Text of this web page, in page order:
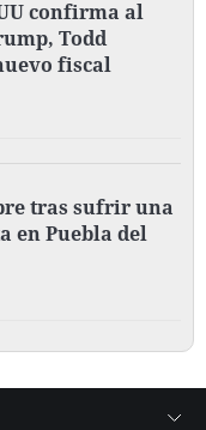
confirma al
Todd
fiscal
tras sufrir una
en Puebla del